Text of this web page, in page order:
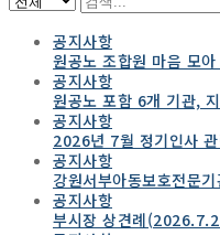
공지사항
원공노 조합원 마음 모
공지사항
원공노 포함 6개 기관,
공지사항
2026년 7월 정기인사
공지사항
강원서부아동보호전문
공지사항
부시장 상견례